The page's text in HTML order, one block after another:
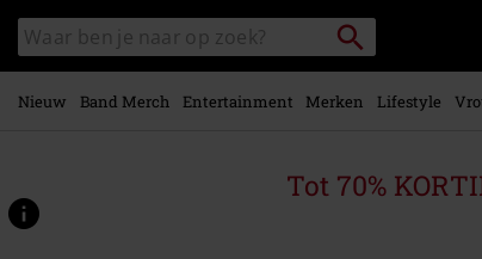
naar
hoofdinhoud
Zoek
in
catalogus
Packstation
zoeken
Nieuw Band Merch Entertainment Merken Lifestyle
Tot 70%